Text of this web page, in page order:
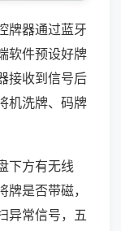
牌器通过蓝牙
软件预设好牌
接收到信号后
机洗牌、码牌
下方有无线
是否带磁，
异常信号，五